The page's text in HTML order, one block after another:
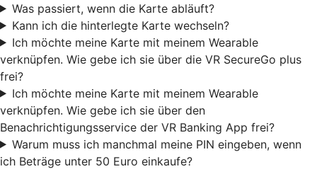
Was passiert, wenn die Karte abläuft?
Kann ich die hinterlegte Karte wechseln?
Ich möchte meine Karte mit meinem Wearable
verknüpfen. Wie gebe ich sie über die VR SecureGo plus
frei?
Ich möchte meine Karte mit meinem Wearable
verknüpfen. Wie gebe ich sie über den
Benachrichtigungsservice der VR Banking App frei?
Warum muss ich manchmal meine PIN eingeben, wenn
ich Beträge unter 50 Euro einkaufe?